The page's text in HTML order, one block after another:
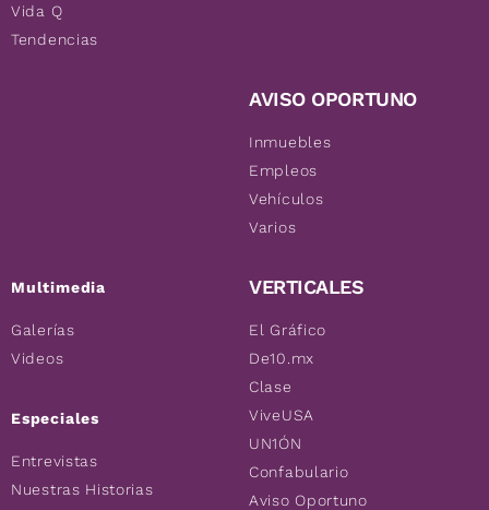
Vida Q
Tendencias
Multimedia
Galerías
Videos
Especiales
Entrevistas
Nuestras Historias
AVISO OPORTUNO
Inmuebles
Empleos
Vehículos
Varios
VERTICALES
El Gráfico
De10.mx
Clase
ViveUSA
UN1ÓN
Confabulario
Aviso Oportuno